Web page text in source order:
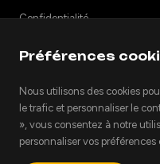
Confidentialité
Notes de version
API
Intégrer des podcasts
Préférences
Nous utilisons des cookies
le trafic et personnaliser le
», vous consentez à notre
personnaliser vos